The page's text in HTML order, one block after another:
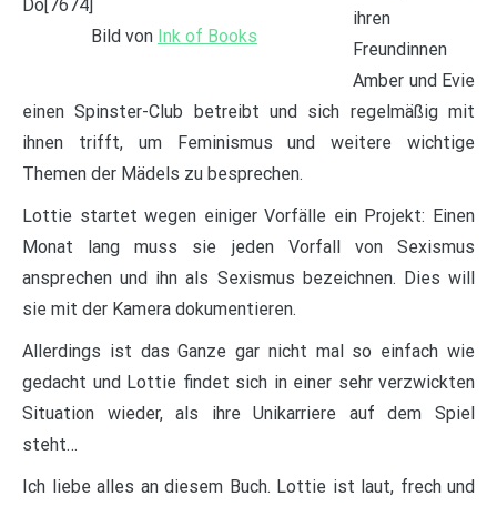
Bild von Ink of Books
ihren
Freundinnen
Amber und Evie
einen Spinster-Club betreibt und sich regelmäßig mit
ihnen trifft, um Feminismus und weitere wichtige
Themen der Mädels zu besprechen.
Lottie startet wegen einiger Vorfälle ein Projekt: Einen
Monat lang muss sie jeden Vorfall von Sexismus
ansprechen und ihn als Sexismus bezeichnen. Dies will
sie mit der Kamera dokumentieren.
Allerdings ist das Ganze gar nicht mal so einfach wie
gedacht und Lottie findet sich in einer sehr verzwickten
Situation wieder, als ihre Unikarriere auf dem Spiel
steht…
Ich liebe alles an diesem Buch. Lottie ist laut, frech und